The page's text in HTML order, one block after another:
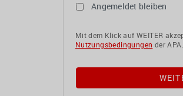
Angemeldet bleiben
Mit dem Klick auf WEITER
Nutzungsbedingungen der APA.